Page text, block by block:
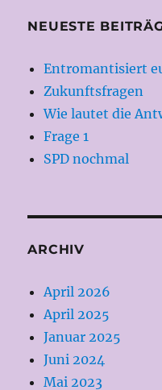
NEUESTE
Entromantisiert
Zukunftsfragen
Wie lautet die
Frage 1
SPD nochmal
ARCHIV
April 2026
April 2025
Januar 2025
Juni 2024
Mai 2023